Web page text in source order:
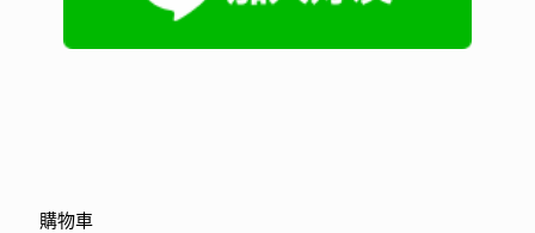
購物車